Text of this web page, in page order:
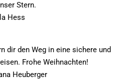
Stern.
Hess
dir den Weg in eine sichere und
Frohe Weihnachten!
Heuberger